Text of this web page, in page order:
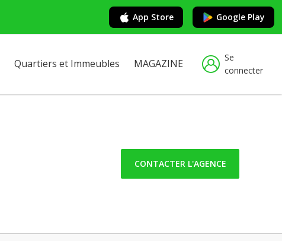
App Store Google Play
Quartiers et Immeubles MAGAZINE
Se
connecter
CONTACTER L'AGENCE